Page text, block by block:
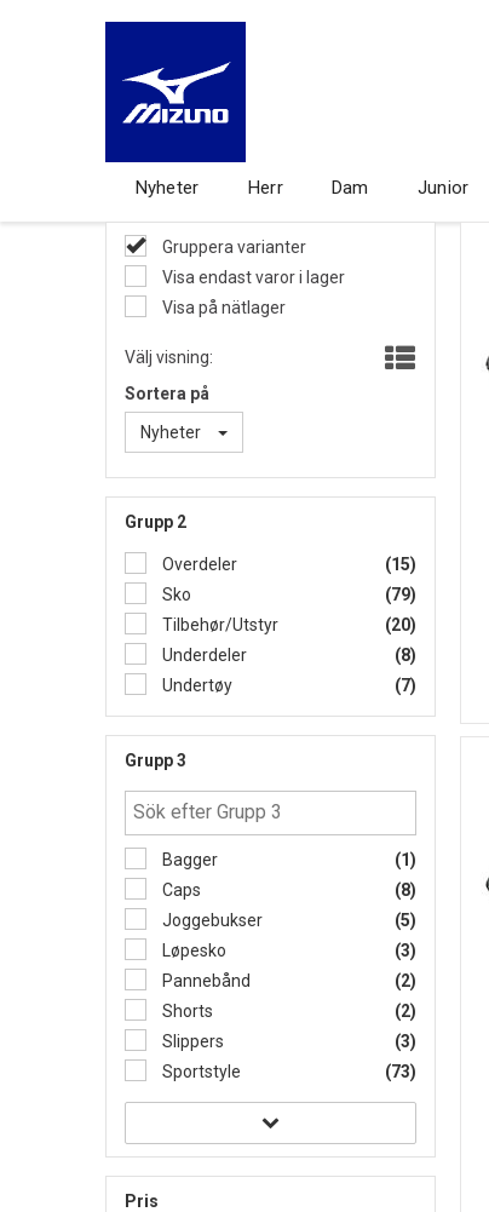
Nyheter Herr Dam Junior
Gruppera varianter
Visa endast varor i lager
Visa på nätlager
Välj visning:
Sortera på
Nyheter
Grupp 2
Overdeler
(15)
Sko
(79)
Tilbehør/Utstyr
(20)
Underdeler
(8)
Undertøy
(7)
Grupp 3
Bagger
(1)
Caps
(8)
Joggebukser
(5)
Løpesko
(3)
Pannebånd
(2)
Shorts
(2)
Slippers
(3)
Sportstyle
(73)
Pris